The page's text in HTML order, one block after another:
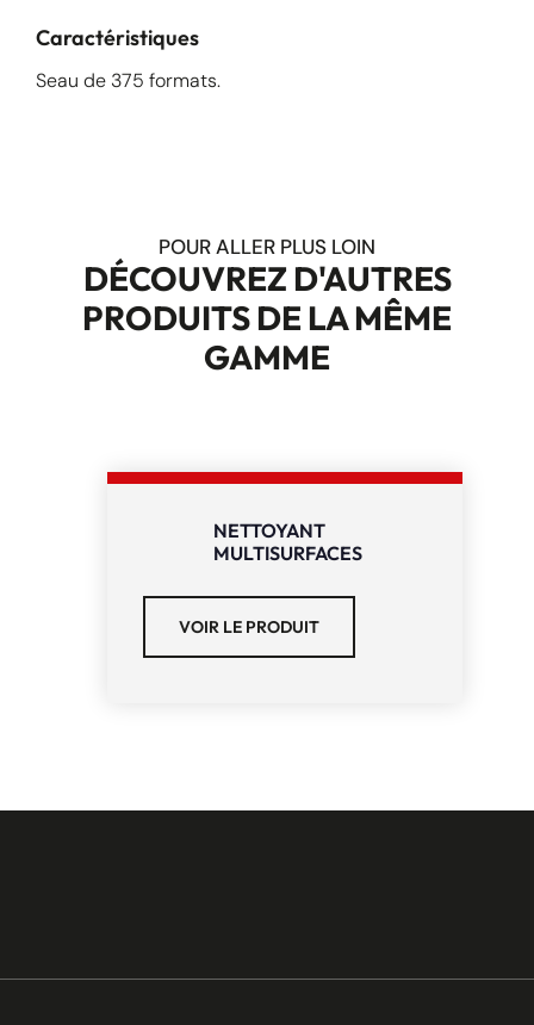
Caractéristiques
Seau de 375 formats.
POUR ALLER PLUS LOIN
DÉCOUVREZ D'AUTRES
PRODUITS DE LA MÊME
GAMME
NETTOYANT
MULTISURFACES
VOIR LE PRODUIT